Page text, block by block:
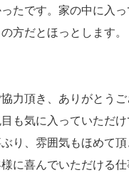
たです。家の中に入
方だとほっとします。
力頂き、ありがとうご
も気に入っていただ
り、雰囲気もほめて
に喜んでいただける